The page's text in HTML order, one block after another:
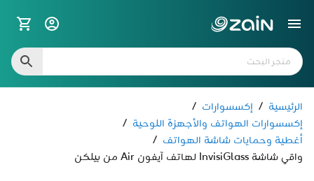
الرئيسية / إكسسوارات /
إكسسوارات الهواتف والأجهزة اللوحية /
أغطية وحمايات شاشة الهواتف /
واقي شاشة InvisiGlass لهاتف آيفون Air من بيلكن